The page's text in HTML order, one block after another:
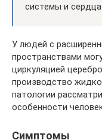
системы и сердца.
У людей с
пространствами
циркуляцией
производство
патологии
особенности
Симптомы